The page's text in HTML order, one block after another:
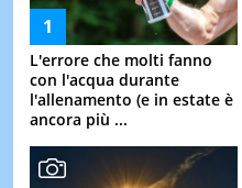
L'errore che molti fanno
con l'acqua durante
l'allenamento (e in estate è
ancora più ...